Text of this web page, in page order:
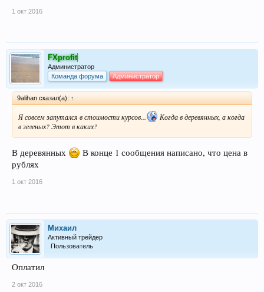
1 окт 2016
FXprofit
Администратор
Команда форума
Администратор
9alihan сказал(а): ↑
Я совсем запутался в стоимости курсов...
Когда в деревянных, а когда
в зеленых? Этот в каких?
В деревянных
В конце 1 сообщения написано, что цена в
рублях
1 окт 2016
Михаил
Активный трейдер
Пользователь
Оплатил
2 окт 2016